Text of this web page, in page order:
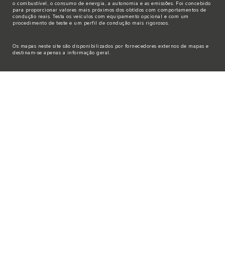
o combustível, o consumo de energia, a autonomia e as emissões. Foi concebido
para proporcionar valores mais próximos dos obtidos com comportamentos de
condução reais. Testa os veículos com equipamento opcional e com um
procedimento de teste e um perfil de condução mais rigorosos.
Os mapas neste site são disponibilizados por fornecedores externos de mapas e
destinam-se apenas a informação geral.